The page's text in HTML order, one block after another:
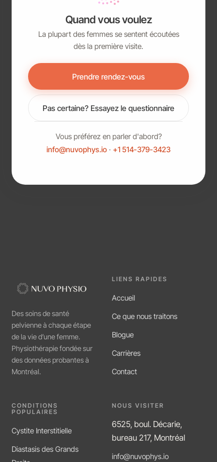
Quand vous voulez
La plupart des femmes se sentent écoutées
dès la première visite.
Prendre rendez-vous
Pas certaine? Essayez le questionnaire
Vous préférez en parler d'abord?
info@nuvophys.io · +1 514-379-3423
Des soins de santé
pelvienne à chaque étape
de la vie d’une femme.
Physiothérapie fondée sur
des données probantes à
Montréal.
LIENS RAPIDES
Accueil
Ce que nous traitons
Blogue
Carrières
Contact
CONDITIONS
POPULAIRES
Cystite Interstitielle
Diastasis des Grands
NOUS VISITER
6525, boul. Décarie,
bureau 217, Montréal
info@nuvophys.io